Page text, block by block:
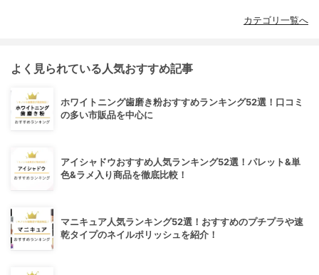
カテゴリ一覧へ
よく見られている人気おすすめ記事
ホワイトニング歯磨き粉おすすめランキング52選！口コミ
の多い市販品を中心に
アイシャドウおすすめ人気ランキング52選！パレット&単
色&ラメ入り商品を徹底比較！
マニキュア人気ランキング52選！おすすめのプチプラや速
乾タイプのネイルポリッシュを紹介！